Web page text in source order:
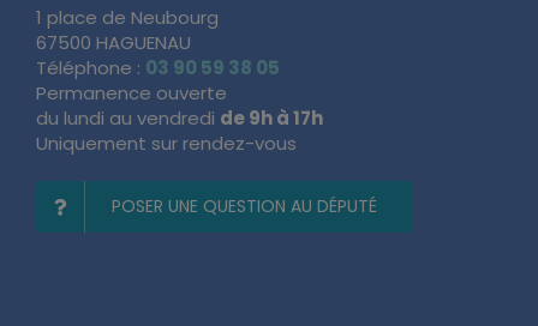
1 place de Neubourg
67500 HAGUENAU
Téléphone : 03 90 59 38 05
Permanence ouverte
du lundi au vendredi de 9h à 17h
Uniquement sur rendez-vous
POSER UNE QUESTION AU DÉPUTÉ